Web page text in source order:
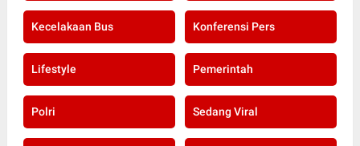
Kecelakaan Bus Konferensi Pers
Lifestyle Pemerintah
Polri Sedang Viral